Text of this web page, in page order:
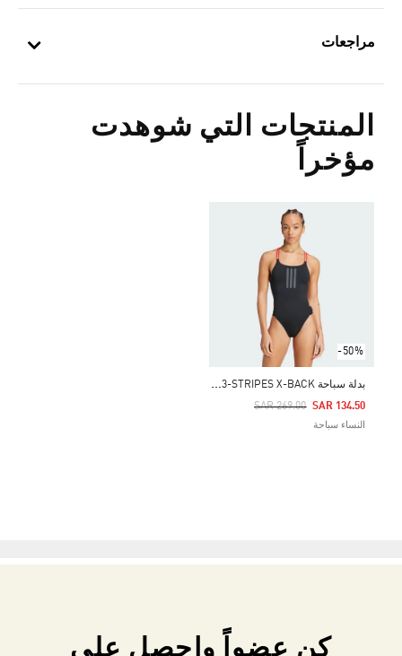
مراجعات
المنتجات التي شوهدت
مؤخراً
-50%
ب
دلة سباحة RIPSTREAM 3-STRIPES X-BACK
Price Reduced From
SAR 269.00
To SAR 134.50
النساء سباحة
كن عضواً واحصل على